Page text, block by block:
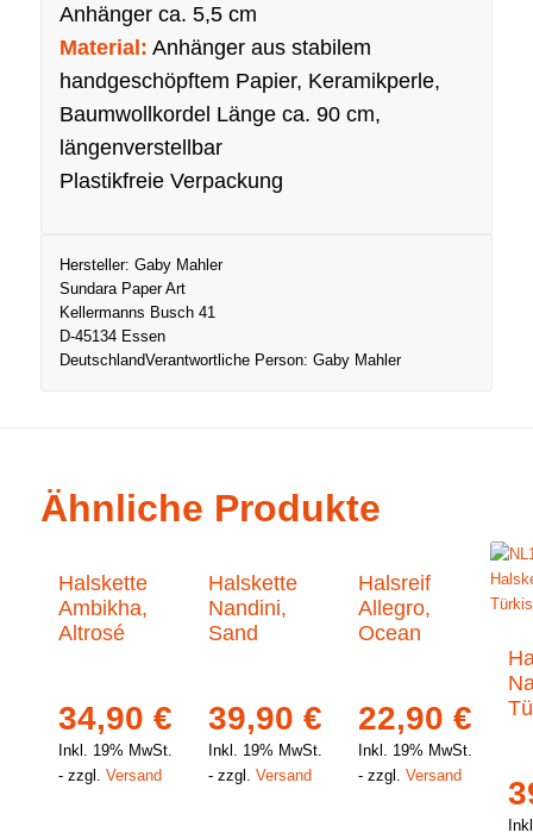
Anhänger ca. 5,5 cm
Material: Anhänger aus stabilem
handgeschöpftem Papier, Keramikperle,
Baumwollkordel Länge ca. 90 cm,
längenverstellbar
Plastikfreie Verpackung
Hersteller: Gaby Mahler
Sundara Paper Art
Kellermanns Busch 41
D-45134 Essen
DeutschlandVerantwortliche Person: Gaby Mahler
Ähnliche Produkte
Halskette
Ambikha,
Altrosé
34,90 €
Inkl. 19% MwSt.
zzgl. Versand
Halskette
Nandini,
Sand
39,90 €
Inkl. 19% MwSt.
zzgl. Versand
Halsreif
Allegro,
Ocean
22,90 €
Inkl. 19% MwSt.
zzgl. Versand